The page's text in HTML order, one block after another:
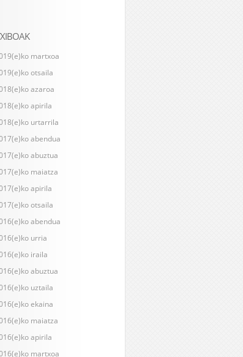
martxoa
otsaila
azaroa
apirila
urtarrila
abendua
abuztua
maiatza
apirila
otsaila
abendua
urria
iraila
abuztua
uztaila
ekaina
maiatza
apirila
martxoa